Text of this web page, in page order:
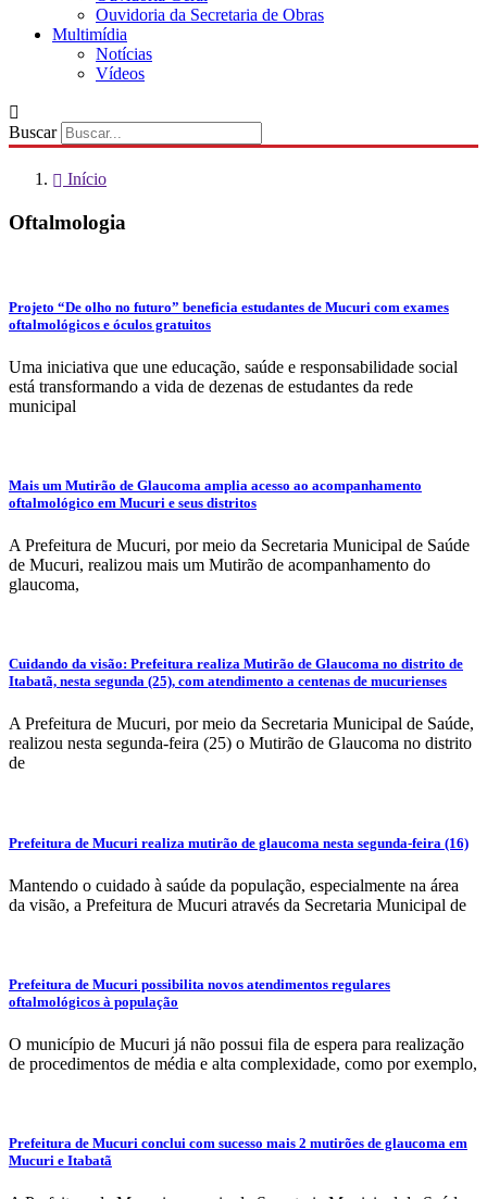
Ouvidoria da Secretaria de Obras
Multimídia
Notícias
Vídeos
Buscar
Início
Oftalmologia
Projeto “De olho no futuro” beneficia estudantes de Mucuri com exames
oftalmológicos e óculos gratuitos
Uma iniciativa que une educação, saúde e responsabilidade social
está transformando a vida de dezenas de estudantes da rede
municipal
Mais um Mutirão de Glaucoma amplia acesso ao acompanhamento
oftalmológico em Mucuri e seus distritos
A Prefeitura de Mucuri, por meio da Secretaria Municipal de Saúde
de Mucuri, realizou mais um Mutirão de acompanhamento do
glaucoma,
Cuidando da visão: Prefeitura realiza Mutirão de Glaucoma no distrito de
Itabatã, nesta segunda (25), com atendimento a centenas de mucurienses
A Prefeitura de Mucuri, por meio da Secretaria Municipal de Saúde,
realizou nesta segunda-feira (25) o Mutirão de Glaucoma no distrito
de
Prefeitura de Mucuri realiza mutirão de glaucoma nesta segunda-feira (16)
Mantendo o cuidado à saúde da população, especialmente na área
da visão, a Prefeitura de Mucuri através da Secretaria Municipal de
Prefeitura de Mucuri possibilita novos atendimentos regulares
oftalmológicos à população
O município de Mucuri já não possui fila de espera para realização
de procedimentos de média e alta complexidade, como por exemplo,
Prefeitura de Mucuri conclui com sucesso mais 2 mutirões de glaucoma em
Mucuri e Itabatã